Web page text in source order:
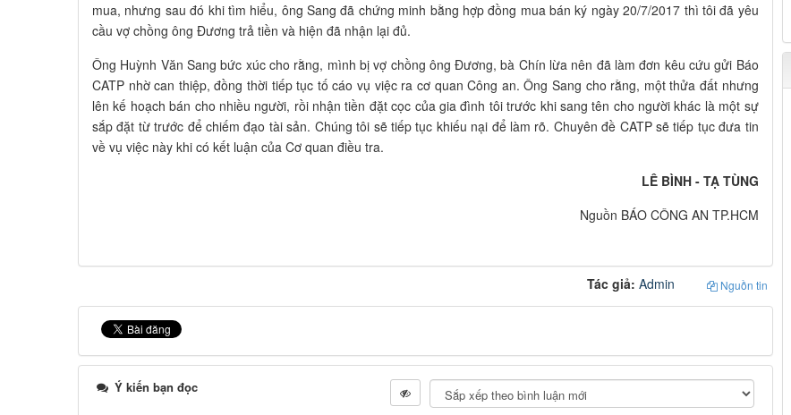
mua, nhưng sau đó khi tìm hiểu, ông Sang đã chứng minh bằng hợp đồng mua bán ký ngày 20/7/2017 thì tôi đã yêu
cầu vợ chồng ông Đương trả tiền và hiện đã nhận lại đủ.
Ông Huỳnh Văn Sang bức xúc cho rằng, mình bị vợ chồng ông Đương, bà Chín lừa nên đã làm đơn kêu cứu gửi Báo
CATP nhờ can thiệp, đồng thời tiếp tục tố cáo vụ việc ra cơ quan Công an. Ông Sang cho rằng, một thửa đất nhưng
lên kế hoạch bán cho nhiều người, rồi nhận tiền đặt cọc của gia đình tôi trước khi sang tên cho người khác là một sự
sắp đặt từ trước để chiếm đạo tài sản. Chúng tôi sẽ tiếp tục khiếu nại để làm rõ. Chuyên đề CATP sẽ tiếp tục đưa tin
về vụ việc này khi có kết luận của Cơ quan điều tra.
LÊ BÌNH - TẠ TÙNG
Nguồn BÁO CÔNG AN TP.HCM
Tác giả: Admin Nguồn tin
Ý kiến bạn đọc